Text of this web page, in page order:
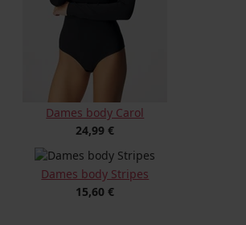
Dames body Carol
24,99 €
Dames body Stripes
15,60 €